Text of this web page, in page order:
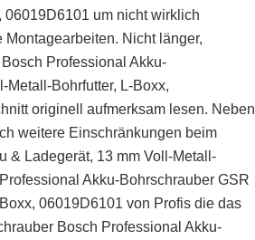
06019D6101 um nicht wirklich
Nicht länger,
Professional Akku-
Metall-Bohrfutter, L-Boxx,
originell aufmerksam lesen. Neben
weitere Einschränkungen beim
& Ladegerät, 13 mm Voll-Metall-
Akku-Bohrschrauber GSR
06019D6101 von Profis die das
Bosch Professional Akku-